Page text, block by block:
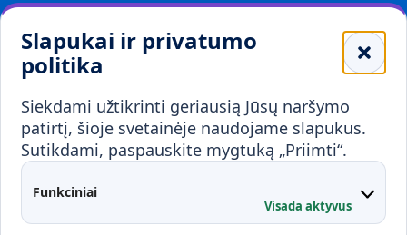
Slapukai ir privatumo
politika
Siekdami užtikrinti geriausią Jūsų naršymo
patirtį, šioje svetainėje naudojame slapukus.
Sutikdami, paspauskite mygtuką „Priimti“.
Funkciniai
Visada aktyvus
Mokykloms
Visuomenei ir verslui
Mokymai ir konsultavimas
Partnerystės
Karjera
Kontaktai
Administracija
Studentų atstovybė